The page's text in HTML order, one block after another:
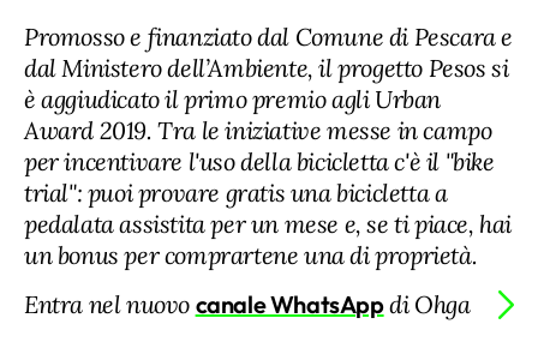
Promosso e finanziato dal Comune di Pescara e
dal Ministero dell’Ambiente, il progetto Pesos si
è aggiudicato il primo premio agli Urban
Award 2019. Tra le iniziative messe in campo
per incentivare l'uso della bicicletta c'è il "bike
trial": puoi provare gratis una bicicletta a
pedalata assistita per un mese e, se ti piace, hai
un bonus per comprartene una di proprietà.
Entra nel nuovo canale WhatsAppdi Ohga